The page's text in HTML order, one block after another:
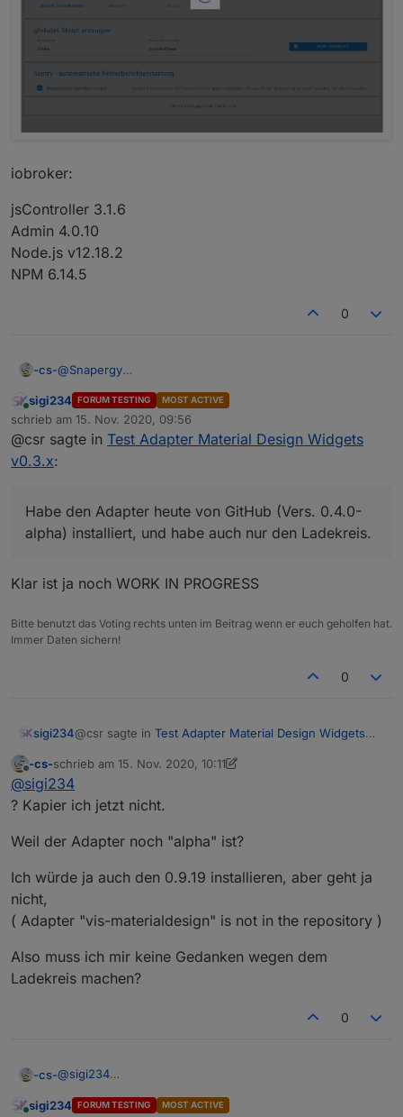
iobroker:
jsController 3.1.6
Admin 4.0.10
Node.js v12.18.2
NPM 6.14.5
0
-cs-@Snapergy
Hallo, bitte steinigt mich nicht, habe jetzt die "alten"
Threads durch, bis ich gemerkt habe, dass dies
anscheinend der aktuelle ist. evtl. habe ich dabei was
installiert, und habe auch nur den Ladekreis.
iobroker:
NPM 6.14.5
Online
sigi234 FORUM TESTING MOST ACTIVE
schrieb am 15. Nov. 2020, 09:56
zuletzt editiert von
@csr sagte in Test Adapter Material Design Widgets
v0.3.x:
Habe den Adapter heute von GitHub (Vers. 0.4.0-
alpha) installiert, und habe auch nur den Ladekreis.
Klar ist ja noch WORK IN PROGRESS
Bitte benutzt das Voting rechts unten im Beitrag wenn er euch geholfen hat.
Immer Daten sichern!
0
sigi234@csr sagte in Test Adapter Material Design Widgets
alpha) installiert, und habe auch nur den
Ladekreis.
Klar ist ja noch WORK IN PROGRESS
Offline
-cs-schrieb am 15. Nov. 2020, 10:11
zuletzt editiert von -cs-
@sigi234
? Kapier ich jetzt nicht.
Weil der Adapter noch "alpha" ist?
Ich würde ja auch den 0.9.19 installieren, aber geht ja
nicht,
( Adapter "vis-materialdesign" is not in the repository )
Also muss ich mir keine Gedanken wegen dem
Ladekreis machen?
0
-cs-@sigi234
Weil der Adapter noch "alpha" ist?
sigi234 FORUM TESTING MOST ACTIVE